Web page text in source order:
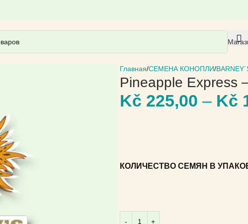
Главная СЕМЕНА КОНОПЛИ
Pineapple Express
Kč 225,00 – Kč
КОЛИЧЕСТВО СЕМЯН В